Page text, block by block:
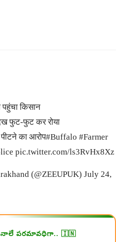
किसान
फुट-फुट कर रोया
का आरोप#Buffalo #Farmer
pic.twitter.com/ls3RvHx8Xz
(@ZEEUPUK) July 24,
పరమావధిగా.. 🇮🇳